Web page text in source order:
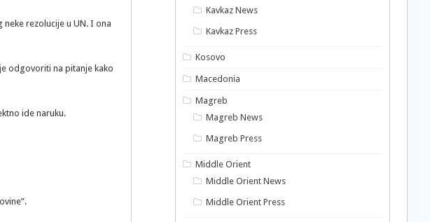
rezolucije u UN. I ona
odgovoriti na pitanje kako
ide naruku.
Kavkaz News
Kavkaz Press
Kosovo
Macedonia
Magreb
Magreb News
Magreb Press
Middle Orient
Middle Orient News
Middle Orient Press